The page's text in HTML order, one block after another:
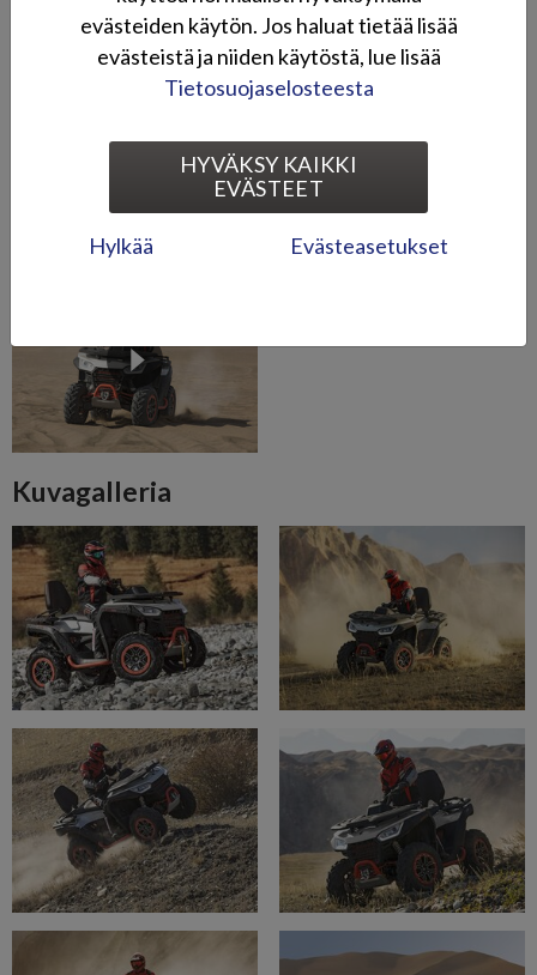
Videot
Kuvagalleria
evästeiden käytön. Jos haluat tietää lisää
evästeistä ja niiden käytöstä, lue lisää
Tietosuojaselosteesta
HYVÄKSY KAIKKI
EVÄSTEET
Hylkää Evästeasetukset